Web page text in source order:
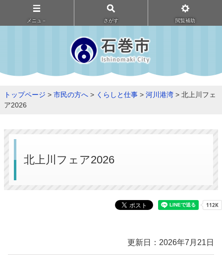
メニュ－ さがす 閲覧補助
トップページ > 市民の方へ > くらしと仕事 > 河川港湾 > 北上川フェ
ア2026
北上川フェア2026
更新日：2026年7月21日